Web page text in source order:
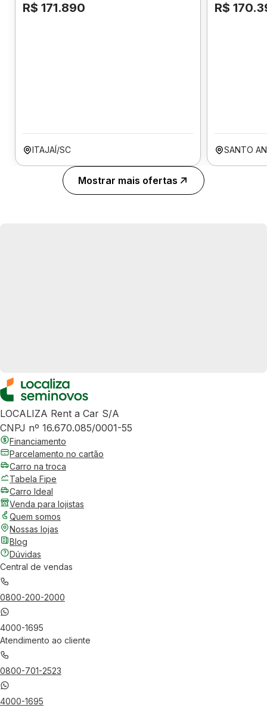
R$ 171.890
ITAJAÍ/SC
R$
SANTO
Mostrar mais ofertas
LOCALIZA Rent a Car S/A
CNPJ nº 16.670.085/0001-55
Financiamento
Parcelamento no cartão
Carro na troca
Tabela Fipe
Carro Ideal
Venda para lojistas
Quem somos
Nossas lojas
Blog
Dúvidas
Central de vendas
0800-200-2000
4000-1695
Atendimento ao cliente
0800-701-2523
4000-1695